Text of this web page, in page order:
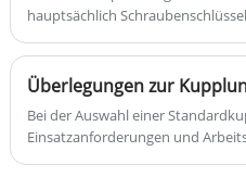
hauptsächlich
Kohlenstoffstahl mit
Hydrantenschlüssel von guter
Wir freuen uns auf die
Überlegungen zur
Bei der Auswahl einer
Einsatzanforderungen und